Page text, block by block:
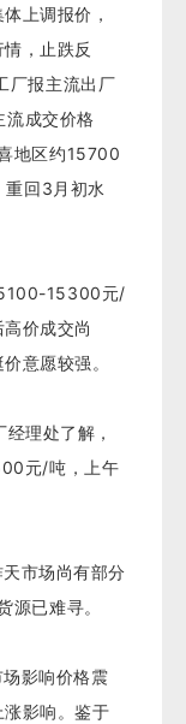
上调报价，
，止跌反
厂报主流出厂
成交价格
地区约15700
回3月初水
15300元/
价成交尚
意愿较强。
理处了解，
元/吨，上午
天市场尚有部分
源已难寻。
影响价格震
影响。鉴于